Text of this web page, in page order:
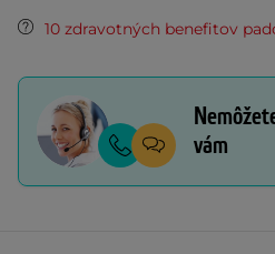
10 zdravotných benefitov
vám